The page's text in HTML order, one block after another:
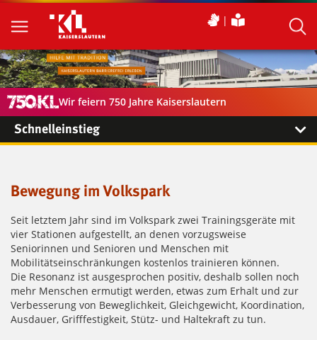
Wir feiern 750 Jahre Kaiserslautern
Schnelleinstieg
Bewegung im Volkspark
Seit letztem Jahr sind im Volkspark zwei Trainingsgeräte mit
vier Stationen aufgestellt, an denen vorzugsweise
Seniorinnen und Senioren und Menschen mit
Mobilitätseinschränkungen kostenlos trainieren können.
Die Resonanz ist ausgesprochen positiv, deshalb sollen noch
mehr Menschen ermutigt werden, etwas zum Erhalt und zur
Verbesserung von Beweglichkeit, Gleichgewicht, Koordination,
Ausdauer, Grifffestigkeit, Stütz- und Haltekraft zu tun.